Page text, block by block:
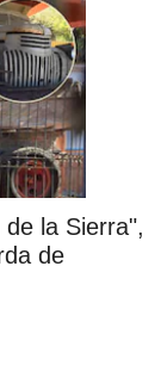
la Sierra",
de